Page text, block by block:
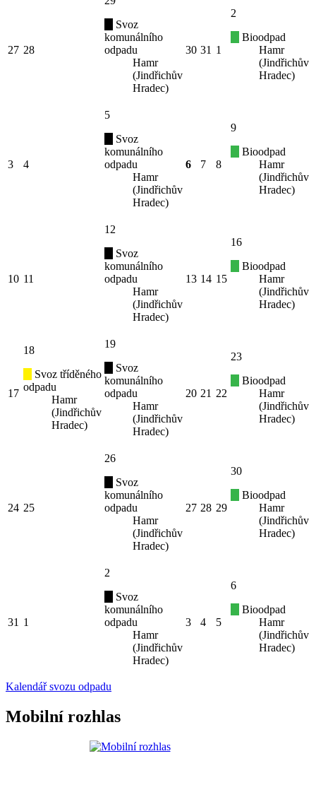
27 28
Svoz
komunálního
odpadu
Hamr
(Jindřichův
Hradec)
30 31 1
2
Bioodpad
Hamr
(Jindřichův
Hradec)
3 4
5
Svoz
komunálního
odpadu
Hamr
(Jindřichův
Hradec)
6 7 8
9
Bioodpad
Hamr
(Jindřichův
Hradec)
10 11
12
Svoz
komunálního
odpadu
Hamr
(Jindřichův
Hradec)
13 14 15
16
Bioodpad
Hamr
(Jindřichův
Hradec)
17
18
Svoz tříděného
odpadu
Hamr
(Jindřichův
Hradec)
19
Svoz
komunálního
odpadu
Hamr
(Jindřichův
Hradec)
20 21 22
23
Bioodpad
Hamr
(Jindřichův
Hradec)
24 25
26
Svoz
komunálního
odpadu
Hamr
(Jindřichův
Hradec)
27 28 29
30
Bioodpad
Hamr
(Jindřichův
Hradec)
31 1
2
Svoz
komunálního
odpadu
Hamr
(Jindřichův
Hradec)
3 4 5
6
Bioodpad
Hamr
(Jindřichův
Hradec)
Kalendář svozu odpadu
Mobilní rozhlas